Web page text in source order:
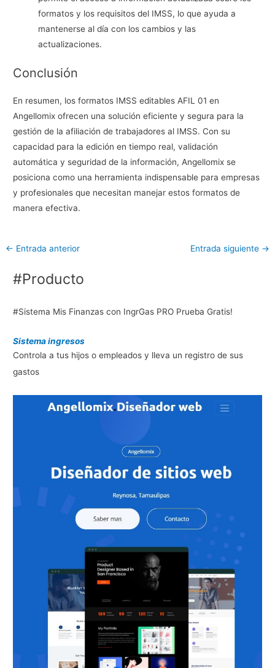
formatos y los requisitos del IMSS, lo que ayuda a
mantenerse al día con los cambios y las
actualizaciones.
Conclusión
En resumen, los formatos IMSS editables AFIL 01 en
Angellomix ofrecen una solución eficiente y segura para la
gestión de la afiliación de trabajadores al IMSS. Con su
capacidad para la edición en tiempo real, validación
automática y seguridad de la información, Angellomix se
posiciona como una herramienta indispensable para empresas
y profesionales que necesitan manejar estos formatos de
manera efectiva.
← Entrada anterior Entrada siguiente →
#Producto
#Sistema Mis Finanzas con IngrGas PRO Prueba Gratis!
Sistema ingresos
Controla a tus hijos o empleados y lleva un registro de sus
gastos